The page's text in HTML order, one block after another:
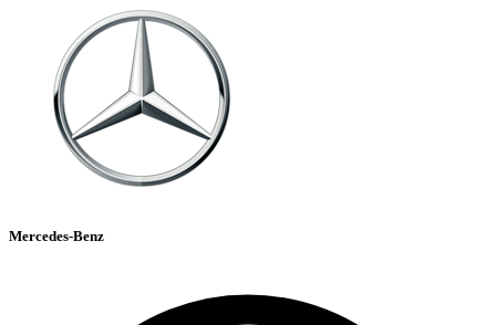
Mercedes-Benz